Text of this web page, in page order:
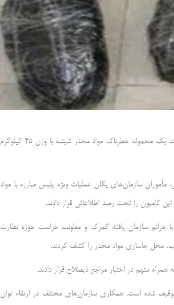
در یک عملیات پلیسی موفق، مأموران گمرک نوردوز در همکاری با سازمان‌های مختلف توانستند یک محموله خطرناک مواد مخدر شیشه با وزن ۴۵ کیلوگرم
سازمان‌های یگان عملیات ویژه پلیس مبارزه با مواد
کامیون را تحت رصد اطلاعاتی قرار دادند.
جرائم سازمان یافته گمرک و معاونت حراست حوزه نظارت
محل جاسازی مواد مخدر را کشف کردند.
متهم در اختیار مراجع ذیصلاح قرار دادند.
شده است. همکاری سازمان‌های مختلف در ارتقاء توان